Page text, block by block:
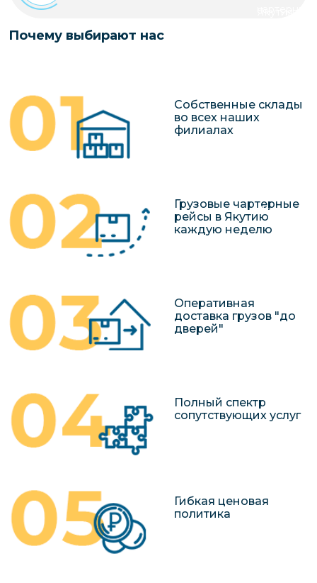
чартерных
Перевозка
Почему выбирают нас
Собственные склады
во всех наших
филиалах
Грузовые чартерные
рейсы в Якутию
каждую неделю
Оперативная
доставка грузов "до
дверей"
Полный спектр
сопутствующих услуг
Гибкая ценовая
политика